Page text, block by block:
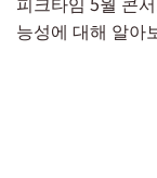
능성에 대해 알아